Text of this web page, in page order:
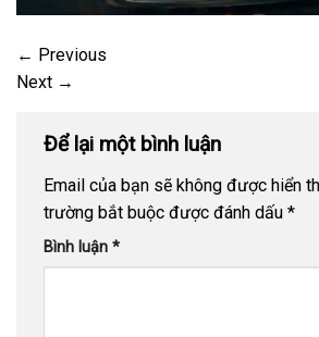
← Previous
Next →
Để lại một bình luận
Email của bạn sẽ không được hiển
trường bắt buộc được đánh dấu *
Bình luận *